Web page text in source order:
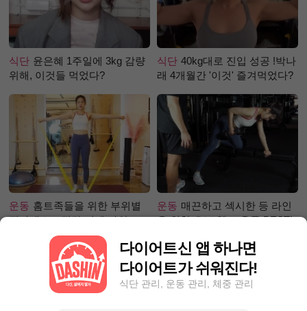
식단 윤은혜 1주일에 3kg 감량
위해, 이것들 먹었다?
식단 40kg대로 진입 성공 !박나
래 4개월간 '이것' 즐겨먹었다?
운동 홈트족들을 위한 부위별
필라테스 – 직각 어깨 라인 만
운동 매끈하고 섹시한 등 라인
을 위한 초보 헬스 운동 BEST!
다이어트신 앱 하나면
다이어트가 쉬워진다!
식단 관리, 운동 관리, 체중 관리